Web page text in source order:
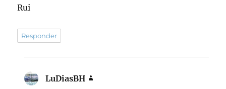
Rui
Responder
LuDiasBH